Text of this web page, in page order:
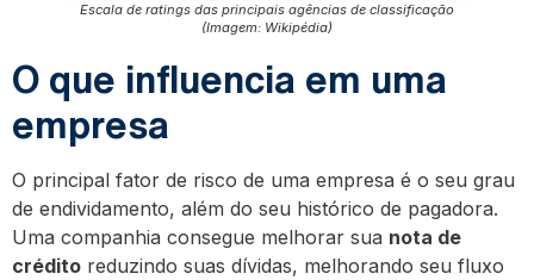
Escala de ratings das principais agências de classificação
(Imagem: Wikipédia)
O que influencia em uma
empresa
O principal fator de risco de uma empresa é o seu grau
de endividamento, além do seu histórico de pagadora.
Uma companhia consegue melhorar sua nota de
crédito reduzindo suas dívidas, melhorando seu fluxo